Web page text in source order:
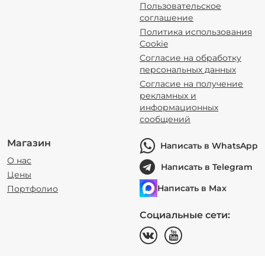
Пользовательское
соглашение
Политика использования
Cookie
Согласие на обработку
персональных данных
Согласие на получение
рекламных и
информационных
сообщений
Магазин
О нас
Цены
Портфолио
Написать в WhatsApp
Написать в Telegram
Написать в Max
Социальные сети: